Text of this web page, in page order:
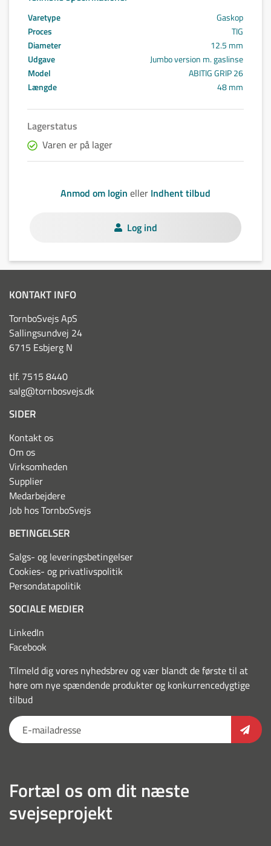
Varetype
Gaskop
Proces
TIG
Diameter
12.5 mm
Udgave
Jumbo version m. gaslinse
Model
ABITIG GRIP 26
Længde
48 mm
Lagerstatus
Varen er på lager
Anmod om login eller Indhent tilbud
Log ind
KONTAKT INFO
TornboSvejs ApS
Sallingsundvej 24
6715 Esbjerg N
tlf. 7515 8440
salg@tornbosvejs.dk
SIDER
Kontakt os
Om os
Virksomheden
Supplier
Medarbejdere
Job hos TornboSvejs
BETINGELSER
Salgs- og leveringsbetingelser
Cookies- og privatlivspolitik
Persondatapolitik
SOCIALE MEDIER
LinkedIn
Facebook
Tilmeld dig vores nyhedsbrev og vær blandt de første til at
høre om nye spændende produkter og konkurrencedygtige
tilbud
Fortæl os om dit næste
svejseprojekt